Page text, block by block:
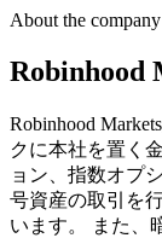
About the company
Robinhood
Robinhood
クに本社を置く
ョン、指数オプ
号資産の取引を
います。 また、